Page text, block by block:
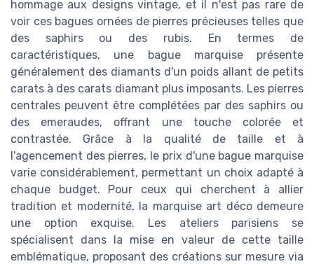
hommage aux designs vintage, et il n'est pas rare de
voir ces bagues ornées de pierres précieuses telles que
des saphirs ou des rubis. En termes de
caractéristiques, une bague marquise présente
généralement des diamants d'un poids allant de petits
carats à des carats diamant plus imposants. Les pierres
centrales peuvent être complétées par des saphirs ou
des emeraudes, offrant une touche colorée et
contrastée. Grâce à la qualité de taille et à
l'agencement des pierres, le prix d'une bague marquise
varie considérablement, permettant un choix adapté à
chaque budget. Pour ceux qui cherchent à allier
tradition et modernité, la marquise art déco demeure
une option exquise. Les ateliers parisiens se
spécialisent dans la mise en valeur de cette taille
emblématique, proposant des créations sur mesure via